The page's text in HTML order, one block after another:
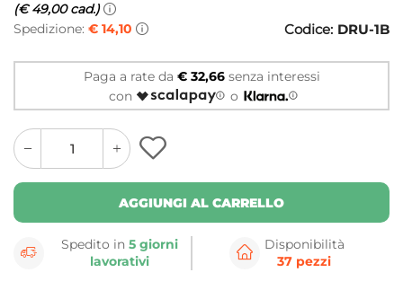
(€ 49,00 cad.)
Spedizione: € 14,10 Codice: DRU-1B
Paga a rate da € 32,66senza interessi
con
o
quantity
button
quantity
minus
button
AGGIUNGI AL CARRELLO
Spedito in5 giorni
lavorativi
Disponibilità
37 pezzi